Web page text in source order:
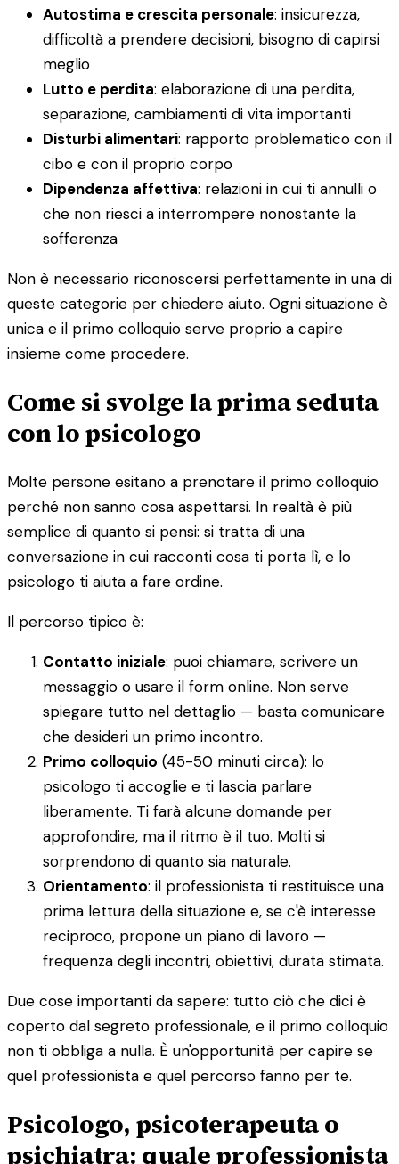
Autostima e crescita personale: insicurezza,
difficoltà a prendere decisioni, bisogno di capirsi
meglio
Lutto e perdita: elaborazione di una perdita,
separazione, cambiamenti di vita importanti
Disturbi alimentari: rapporto problematico con il
cibo e con il proprio corpo
Dipendenza affettiva: relazioni in cui ti annulli o
che non riesci a interrompere nonostante la
sofferenza
Non è necessario riconoscersi perfettamente in una di
queste categorie per chiedere aiuto. Ogni situazione è
unica e il primo colloquio serve proprio a capire
insieme come procedere.
Come si svolge la prima seduta
con lo psicologo
Molte persone esitano a prenotare il primo colloquio
perché non sanno cosa aspettarsi. In realtà è più
semplice di quanto si pensi: si tratta di una
conversazione in cui racconti cosa ti porta lì, e lo
psicologo ti aiuta a fare ordine.
Il percorso tipico è:
Contatto iniziale: puoi chiamare, scrivere un
messaggio o usare il form online. Non serve
spiegare tutto nel dettaglio — basta comunicare
che desideri un primo incontro.
Primo colloquio (45-50 minuti circa): lo
psicologo ti accoglie e ti lascia parlare
liberamente. Ti farà alcune domande per
approfondire, ma il ritmo è il tuo. Molti si
sorprendono di quanto sia naturale.
Orientamento: il professionista ti restituisce una
prima lettura della situazione e, se c'è interesse
reciproco, propone un piano di lavoro —
frequenza degli incontri, obiettivi, durata stimata.
Due cose importanti da sapere: tutto ciò che dici è
coperto dal segreto professionale, e il primo colloquio
non ti obbliga a nulla. È un'opportunità per capire se
quel professionista e quel percorso fanno per te.
Psicologo, psicoterapeuta o
psichiatra: quale professionista